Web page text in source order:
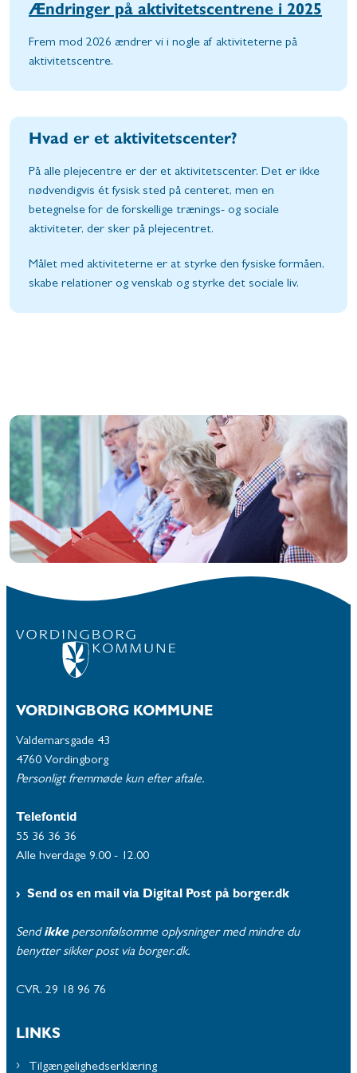
Ændringer på aktivitetscentrene i 2025
Frem mod 2026 ændrer vi i nogle af aktiviteterne på
aktivitetscentre.
Hvad er et aktivitetscenter?
På alle plejecentre er der et aktivitetscenter. Det er ikke
nødvendigvis ét fysisk sted på centeret, men en
betegnelse for de forskellige trænings- og sociale
aktiviteter, der sker på plejecentret.
Målet med aktiviteterne er at styrke den fysiske formåen,
skabe relationer og venskab og styrke det sociale liv.
VORDINGBORG KOMMUNE
Valdemarsgade 43
4760 Vordingborg
Personligt fremmøde kun efter aftale.
Telefontid
55 36 36 36
Alle hverdage 9.00 - 12.00
Send os en mail via Digital Post på borger.dk
Send ikke personfølsomme oplysninger med mindre du
benytter sikker post via borger.dk.
CVR. 29 18 96 76
LINKS
Tilgængelighedserklæring